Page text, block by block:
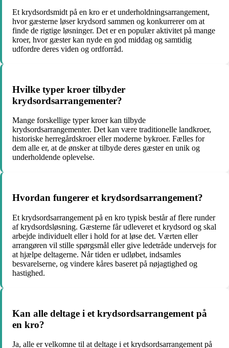
Et krydsordsmidt på en kro er et underholdningsarrangement,
hvor gæsterne løser krydsord sammen og konkurrerer om at
finde de rigtige løsninger. Det er en populær aktivitet på mange
kroer, hvor gæster kan nyde en god middag og samtidig
udfordre deres viden og ordforråd.
Hvilke typer kroer tilbyder
krydsordsarrangementer?
Mange forskellige typer kroer kan tilbyde
krydsordsarrangementer. Det kan være traditionelle landkroer,
historiske herregårdskroer eller moderne bykroer. Fælles for
dem alle er, at de ønsker at tilbyde deres gæster en unik og
underholdende oplevelse.
Hvordan fungerer et krydsordsarrangement?
Et krydsordsarrangement på en kro typisk består af flere runder
af krydsordsløsning. Gæsterne får udleveret et krydsord og skal
arbejde individuelt eller i hold for at løse det. Værten eller
arrangøren vil stille spørgsmål eller give ledetråde undervejs for
at hjælpe deltagerne. Når tiden er udløbet, indsamles
besvarelserne, og vindere kåres baseret på nøjagtighed og
hastighed.
Kan alle deltage i et krydsordsarrangement på
en kro?
Ja, alle er velkomne til at deltage i et krydsordsarrangement på